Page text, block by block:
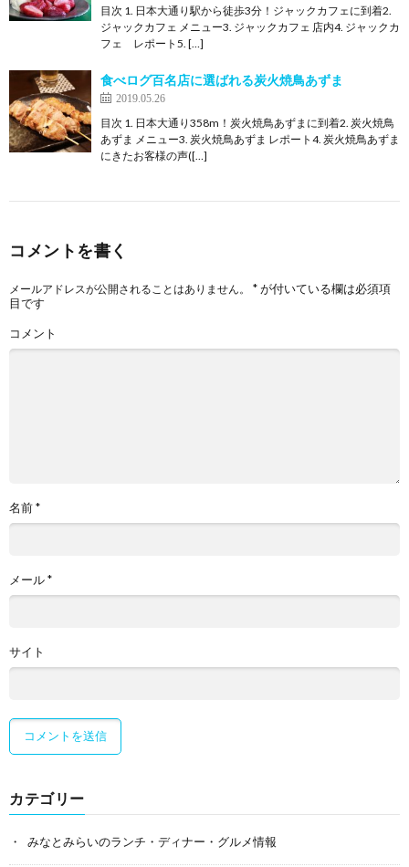
目次 1. 日本大通り駅から徒歩3分！ジャックカフェに到着2.
ジャックカフェ メニュー3. ジャックカフェ 店内4. ジャックカ
フェ レポート5. […]
食べログ百名店に選ばれる炭火焼鳥あずま
2019.05.26
目次 1. 日本大通り358m！炭火焼鳥あずまに到着2. 炭火焼鳥
あずま メニュー3. 炭火焼鳥あずま レポート4. 炭火焼鳥あずま
にきたお客様の声([…]
コメントを書く
メールアドレスが公開されることはありません。 *が付いている欄は必須項
目です
コメント
名前*
メール*
サイト
カテゴリー
みなとみらいのランチ・ディナー・グルメ情報